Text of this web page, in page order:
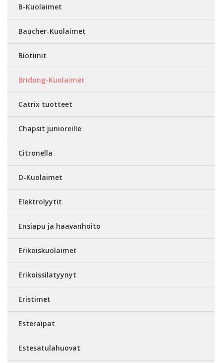
B-Kuolaimet
Baucher-Kuolaimet
Biotiinit
Bridong-Kuolaimet
Catrix tuotteet
Chapsit junioreille
Citronella
D-Kuolaimet
Elektrolyytit
Ensiapu ja haavanhoito
Erikoiskuolaimet
Erikoissilatyynyt
Eristimet
Esteraipat
Estesatulahuovat